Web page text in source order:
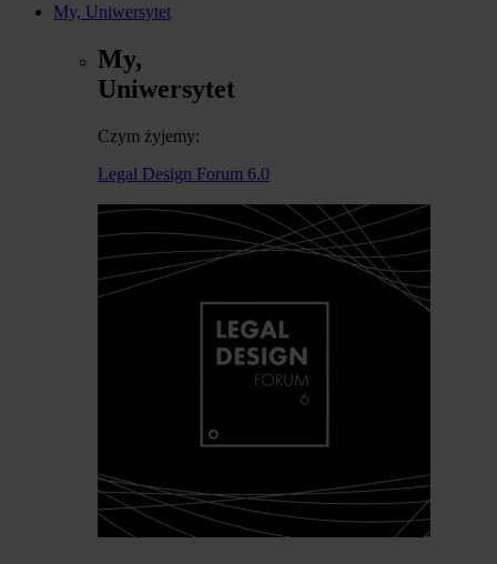
My, Uniwersytet
My,
Uniwersytet
Czym żyjemy:
Legal Design Forum 6.0